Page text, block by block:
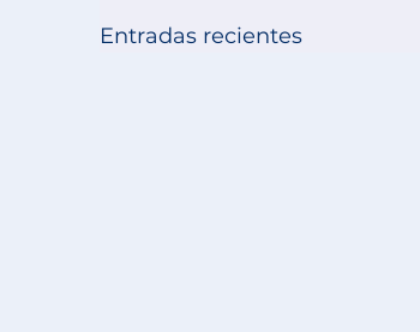
Entradas recientes